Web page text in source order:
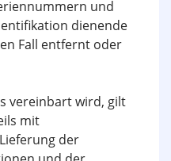
und
dienende
Fall entfernt oder
vereinbart wird, gilt
mit
der